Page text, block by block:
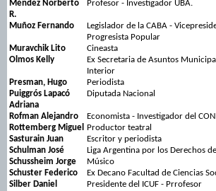
Méndez Norberto
R.
Profesor - Investigador UBA.
Muñoz Fernando
Legislador de la CABA -
Progresista Popular
Muravchik Lito
Cineasta
Olmos Kelly
Ex Secretaria de Asuntos
Interior
Presman, Hugo
Periodista
Puiggrós Lapacó
Adriana
Diputada Nacional
Rofman Alejandro
Economista - Investigador del
Rottemberg Miguel
Productor teatral
Sasturain Juan
Escritor y periodista
Schulman José
Liga Argentina por los Derechos
Schussheim Jorge
Músico
Schuster Federico
Ex Decano Facultad de Ciencias
Silber Daniel
Presidente del ICUF - Prrofesor